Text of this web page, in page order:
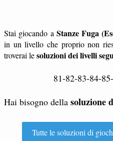
Stai giocando a Stanze Fuga
in un livello che proprio non
troverai lesoluzioni dei livelli
81-82-83-84-
Hai bisogno della soluzione
Tutte le soluzioni di